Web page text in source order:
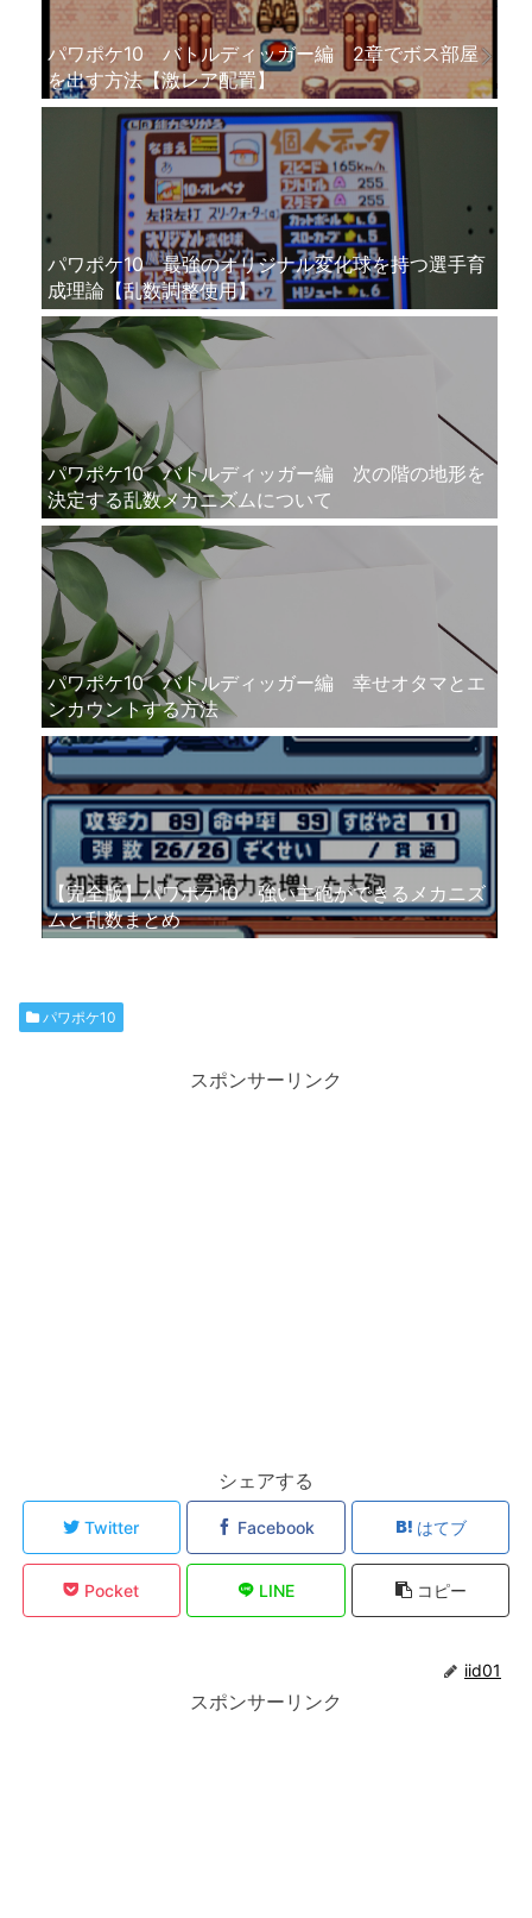
パワポケ10 バトルディッガー編 2章でボス部屋
を出す方法【激レア配置】
パワポケ10 最強のオリジナル変化球を持つ選手育
成理論【乱数調整使用】
パワポケ10 バトルディッガー編 次の階の地形を
決定する乱数メカニズムについて
パワポケ10 バトルディッガー編 幸せオタマとエ
ンカウントする方法
【完全版】パワポケ10 強い主砲ができるメカニズ
ムと乱数まとめ
パワポケ10
スポンサーリンク
シェアする
Twitter Facebook はてブ
Pocket LINE コピー
iid01
スポンサーリンク